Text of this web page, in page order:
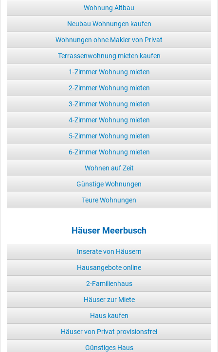
Wohnung Altbau
Neubau Wohnungen kaufen
Wohnungen ohne Makler von Privat
Terrassenwohnung mieten kaufen
1-Zimmer Wohnung mieten
2-Zimmer Wohnung mieten
3-Zimmer Wohnung mieten
4-Zimmer Wohnung mieten
5-Zimmer Wohnung mieten
6-Zimmer Wohnung mieten
Wohnen auf Zeit
Günstige Wohnungen
Teure Wohnungen
Häuser Meerbusch
Inserate von Häusern
Hausangebote online
2-Familienhaus
Häuser zur Miete
Haus kaufen
Häuser von Privat provisionsfrei
Günstiges Haus